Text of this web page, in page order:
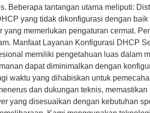
Beberapa tantangan utama meliputi:
yang tidak dikonfigurasi dengan
yang memerlukan pengaturan cermat.
Manfaat Layanan Konfigurasi DHCP
memiliki pengetahuan luas dalam
dapat diminimalkan dengan
waktu yang dihabiskan untuk
dan dukungan teknis,
yang disesuaikan dengan kebutuhan